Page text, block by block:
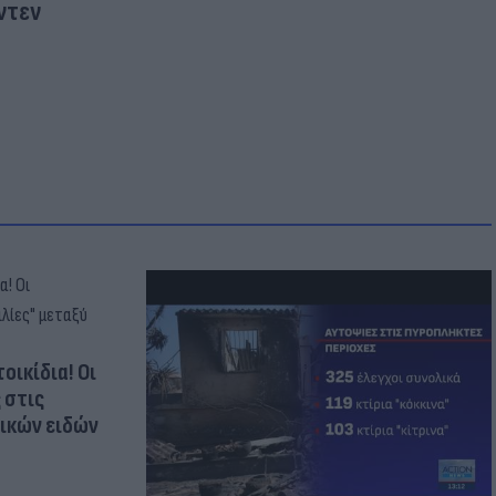
Οι
ειδών